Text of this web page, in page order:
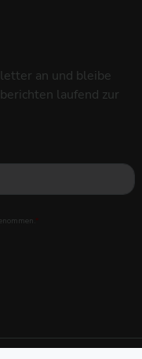
an und bleibe
laufend zur